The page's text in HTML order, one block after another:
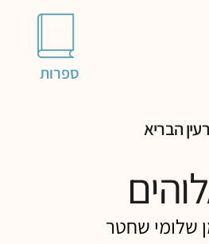
ספרות
הבריא
שלומי שחטר